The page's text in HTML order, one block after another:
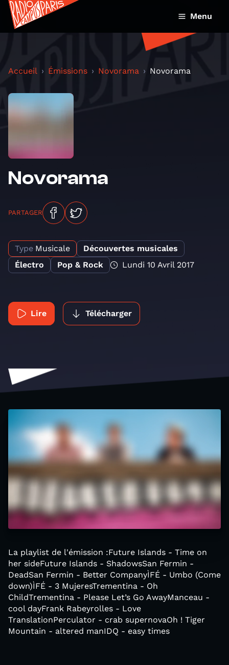
Menu
Accueil Émissions Novorama Novorama
Novorama
PARTAGER
Type Musicale
Découvertes musicales
Électro
Pop & Rock Lundi 10 Avril 2017
Lire Télécharger
La playlist de l'émission :Future Islands - Time on
her sideFuture Islands - ShadowsSan Fermin -
DeadSan Fermin - Better CompanyÌFÉ - Umbo (Come
down)ÌFÉ - 3 MujeresTrementina - Oh
ChildTrementina - Please Let’s Go AwayManceau -
cool dayFrank Rabeyrolles - Love
TranslationPerculator - crab supernovaOh ! Tiger
Mountain - altered manIDQ - easy times